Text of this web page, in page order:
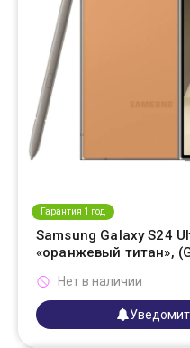
Гарантия 1 год
Samsung Galaxy S24
«оранжевый титан»,
Нет в наличии